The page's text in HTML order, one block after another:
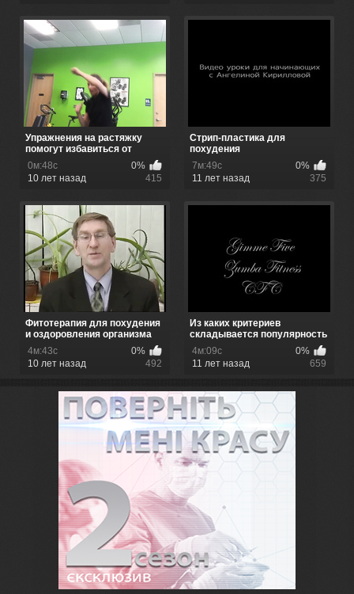
Упражнения на растяжку
помогут избавиться от
лишнего...
0м:48с
0%
10 лет назад
415
Стрип-пластика для
похудения
7м:49с
0%
11 лет назад
375
Фитотерапия для похудения
и оздоровления организма
4м:43с
0%
10 лет назад
492
Из каких критериев
складывается популярность
латиноа...
4м:09с
0%
11 лет назад
659